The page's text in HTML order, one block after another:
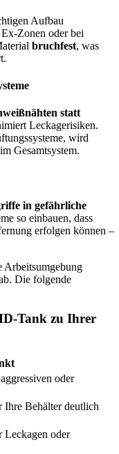
Aufbau
Zonen oder bei
bruchfest, was
statt
Leckagerisiken.
wird
Gesamtsystem.
in gefährliche
so einbauen, dass
erfolgen können –
Arbeitsumgebung
Die folgende
Tank zu Ihrer
oder
Ihre Behälter deutlich
Leckagen oder